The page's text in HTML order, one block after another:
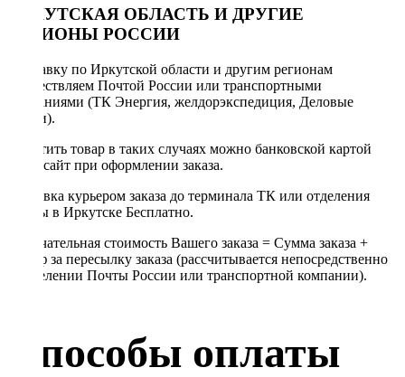
ИРКУТСКАЯ ОБЛАСТЬ И ДРУГИЕ
РЕГИОНЫ РОССИИ
Отправку по Иркутской области и другим регионам
осуществляем Почтой России или транспортными
компаниями (ТК Энергия, желдорэкспедиция, Деловые
линии).
Оплатить товар в таких случаях можно банковской картой
через сайт при оформлении заказа.
Доставка курьером заказа до терминала ТК или отделения
Почты в Иркутске Бесплатно.
Окончательная стоимость Вашего заказа = Сумма заказа +
Тариф за пересылку заказа (рассчитывается непосредственно
в отделении Почты России или транспортной компании).
Способы оплаты